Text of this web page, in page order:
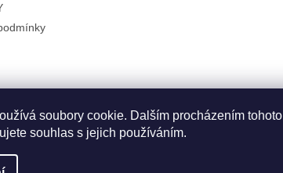
soubory cookie. Dalším procházením tohoto
souhlas s jejich používáním.